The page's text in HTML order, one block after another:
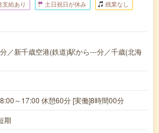
支給あり 土日祝日が休み 残業なし
／新千歳空港(鉄道)駅から---分／千歳(北海
8:00～17:00 休憩60分 [実働]8時間00分
期